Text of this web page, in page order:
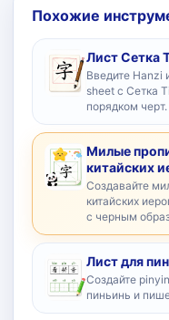
Похожие
Лист Сетка
Введите Hanzi
sheet с Сетка
порядком черт.
Милые
китайских
Создавайте
китайских
с черным
Лист для
Создайте
пиньинь и